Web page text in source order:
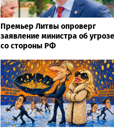
Премьер Литвы опроверг
заявление министра об угрозе
со стороны РФ